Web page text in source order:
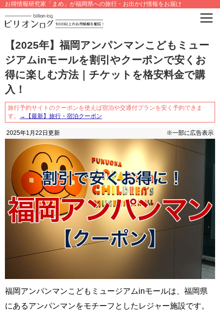
お得情報研究家「まめ」が福岡県への旅行・お出かけ情報をお届け
【2025年】福岡アンパンマンこどもミュー
ジアムinモールを割引やクーポンで安くお
得に楽しむ方法｜チケットを格安料金で購
入！
旅行予約サイトのクーポンを使えば宿泊や交通付プランを安く予約できま
す。
→【最新】旅行・宿泊クーポン
2025年1月22日 更新 ※一部に広告表示
福岡アンパンマンこどもミュージアムinモールは、福岡県
にあるアンパンマンをモチーフとしたレジャー施設です。